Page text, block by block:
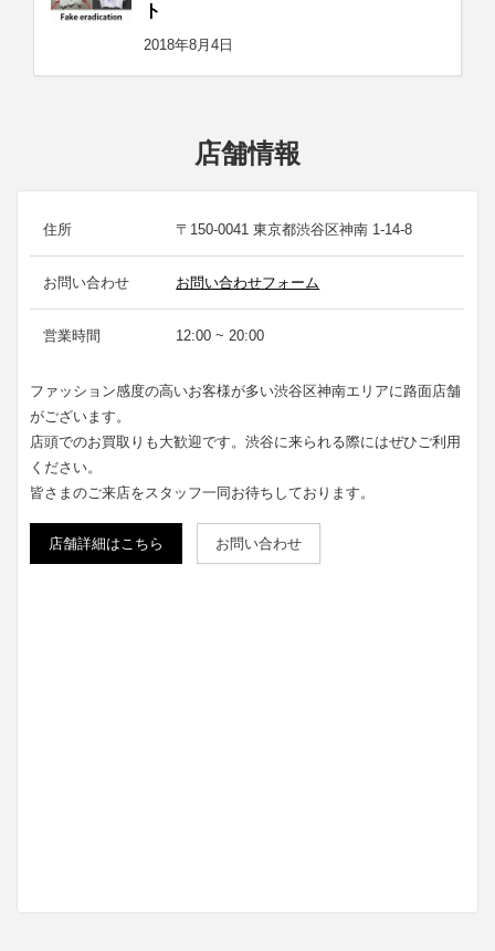
ト
2018年8月4日
店舗情報
住所 〒150-0041 東京都渋谷区神南 1-14-8
お問い合わせ お問い合わせフォーム
営業時間 12:00 ~ 20:00
ファッション感度の高いお客様が多い渋谷区神南エリアに路面店舗
がございます。
店頭でのお買取りも大歓迎です。渋谷に来られる際にはぜひご利用
ください。
皆さまのご来店をスタッフ一同お待ちしております。
店舗詳細はこちら お問い合わせ